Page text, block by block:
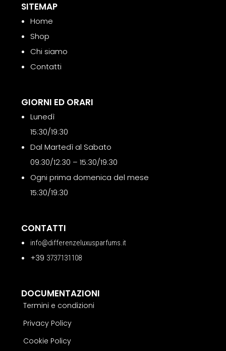
SITEMAP
Home
Shop
Chi siamo
Contatti
GIORNI ED ORARI
Lunedì
15:30/19:30
Dal Martedì al Sabato
09:30/12:30 – 15:30/19:30
Ogni prima domenica del mese
15:30/19:30
CONTATTI
info@differenzeluxusparfums.it
+39 3737131108
DOCUMENTAZIONI
Termini e condizioni
Privacy Policy
Cookie Policy